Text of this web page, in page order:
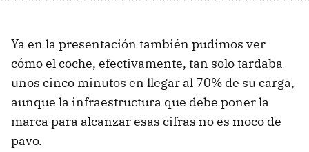
Ya en la presentación también pudimos ver
cómo el coche, efectivamente, tan solo tardaba
unos cinco minutos en llegar al 70% de su carga,
aunque la infraestructura que debe poner la
marca para alcanzar esas cifras no es moco de
pavo.